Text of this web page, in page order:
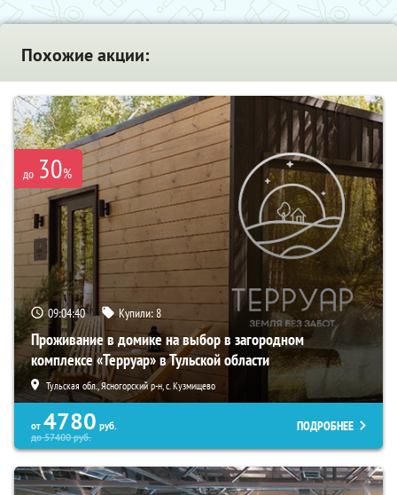
Похожие акции:
до 30%
09:04:39 Купили:8
Проживание в домике на выбор в загородном
комплексе «Терруар» в Тульской области
Тульская обл., Ясногорский р-н, с. Кузмищево
от 4780 руб.
до57400руб.
ПОДРОБНЕЕ